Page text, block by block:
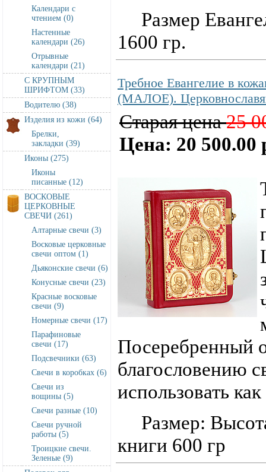
Календари с
чтением (0)
Настенные
календари (26)
Отрывные
календари (21)
С КРУПНЫМ
ШРИФТОМ (33)
Водителю (38)
Изделия из кожи (64)
Брелки,
закладки (39)
Иконы (275)
Иконы
писанные (12)
ВОСКОВЫЕ
ЦЕРКОВНЫЕ
СВЕЧИ (261)
Алтарные свечи (3)
Восковые церковные
свечи оптом (1)
Дьяконские свечи (6)
Конусные свечи (23)
Красные восковые
свечи (9)
Номерные свечи (17)
Парафиновые
свечи (17)
Подсвечники (63)
Свечи в коробках (6)
Свечи из
вощины (5)
Свечи разные (10)
Свечи ручной
работы (5)
Троицкие свечи.
Зеленые (9)
Размер
1600 гр.
Требное Евангелие в
(МАЛОЕ).
Старая цена25
Цена: 20 500.00
Посеребренный
благословению
использовать
Размер:
книги 600 гр